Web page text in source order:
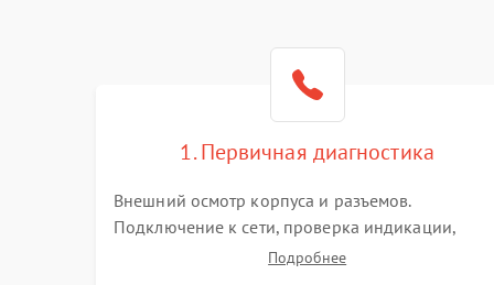
1. Первичная диагностика
Внешний осмотр корпуса и разъемов.
Подключение к сети, проверка индикации,
звуковых сигналов и кодов ошибок. Измерение
Подробнее